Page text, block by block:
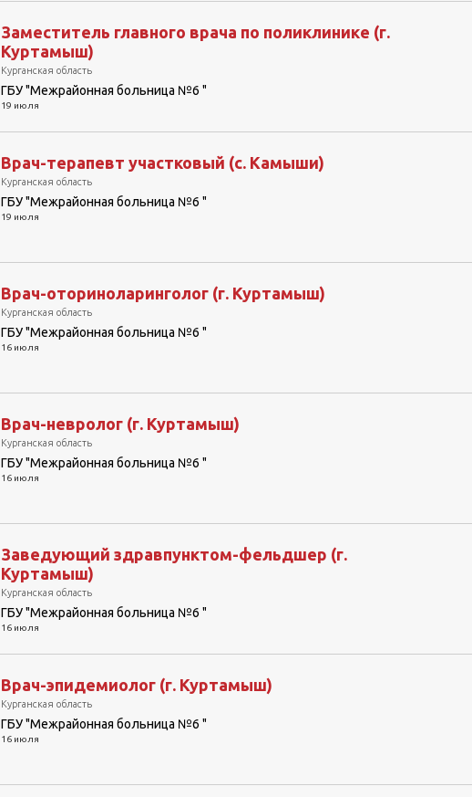
Заместитель главного врача по поликлинике (г.
Куртамыш)
Курганская область
ГБУ "Межрайонная больница №6 "
19 июля
Врач-терапевт участковый (с. Камыши)
Курганская область
ГБУ "Межрайонная больница №6 "
19 июля
Врач-оториноларинголог (г. Куртамыш)
Курганская область
ГБУ "Межрайонная больница №6 "
16 июля
Врач-невролог (г. Куртамыш)
Курганская область
ГБУ "Межрайонная больница №6 "
16 июля
Заведующий здравпунктом-фельдшер (г.
Куртамыш)
Курганская область
ГБУ "Межрайонная больница №6 "
16 июля
Врач-эпидемиолог (г. Куртамыш)
Курганская область
ГБУ "Межрайонная больница №6 "
16 июля